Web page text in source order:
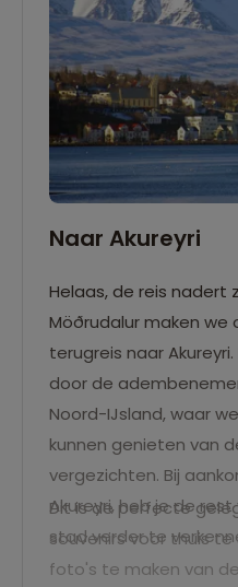
Naar Akureyri
Helaas, de reis nadert
Möðrudalur maken we
terugreis naar
door de
Noord-IJsland, waar
kunnen genieten van
vergezichten. Bij
Akureyri, heb je de
stad verder te
Dit is de perfecte
souvenirs voor thuis
foto's te maken van